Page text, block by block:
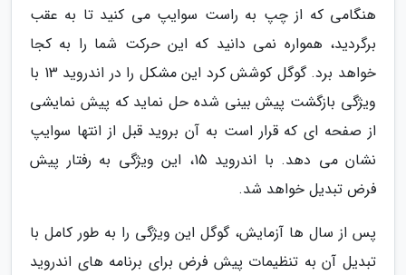
هنگامی که از چپ به راست سوایپ می کنید تا به عقب
برگردید، همواره نمی دانید که این حرکت شما را به کجا
خواهد برد. گوگل کوشش کرد این مشکل را در اندروید 13 با
ویژگی بازگشت پیش بینی شده حل نماید که پیش نمایشی
از صفحه ای که قرار است به آن بروید قبل از انتها سوایپ
نشان می دهد. با اندروید 15، این ویژگی به رفتار پیش
فرض تبدیل خواهد شد.
پس از سال ها آزمایش، گوگل این ویژگی را به طور کامل با
تبدیل آن به تنظیمات پیش فرض برای برنامه های اندروید